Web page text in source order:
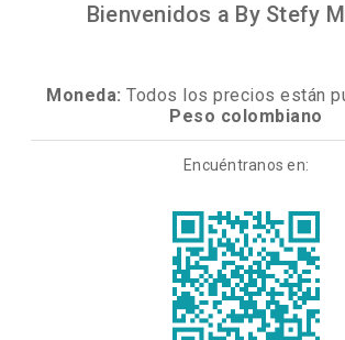
Bienvenidos a By Stefy
Moneda: Todos los precios están
Peso colombiano
Encuéntranos en: